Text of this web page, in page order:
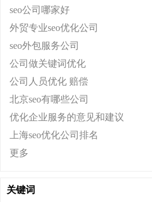
seo公司哪家好
外贸专业seo优化公司
seo外包服务公司
公司做关键词优化
公司人员优化 赔偿
北京seo有哪些公司
优化企业服务的意见和建议
上海seo优化公司排名
更多
关键词